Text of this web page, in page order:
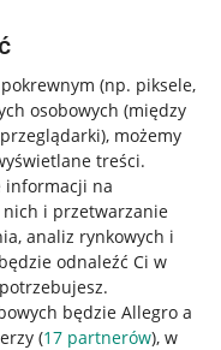
(np. piksele,
osobowych (między
, możemy
treści.
informacji na
i przetwarzanie
analiz rynkowych i
odnaleźć Ci w
będzie Allegro a
(17 partnerów), w